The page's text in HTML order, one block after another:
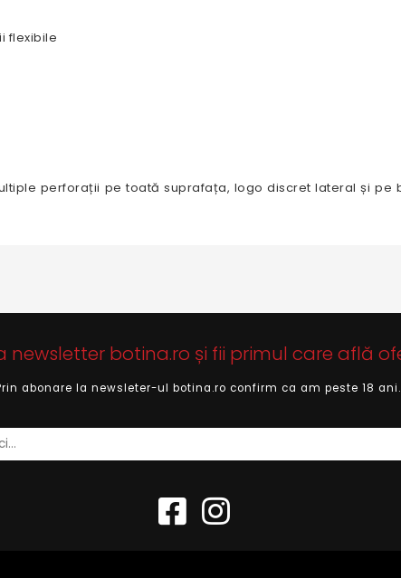
flexibile
perforații pe toată suprafața, logo discret lateral și
botina.ro și fii primul care află
abonare la newsleter-ul botina.ro confirm ca am peste 18 ani.